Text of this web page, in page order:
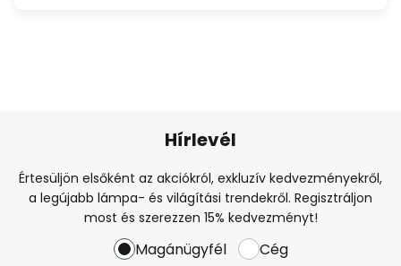
Hírlevél
Értesüljön elsőként az akciókról, exkluzív kedvezményekről,
a legújabb lámpa- és világítási trendekről. Regisztráljon
most és szerezzen 15% kedvezményt!
Magánügyfél Cég